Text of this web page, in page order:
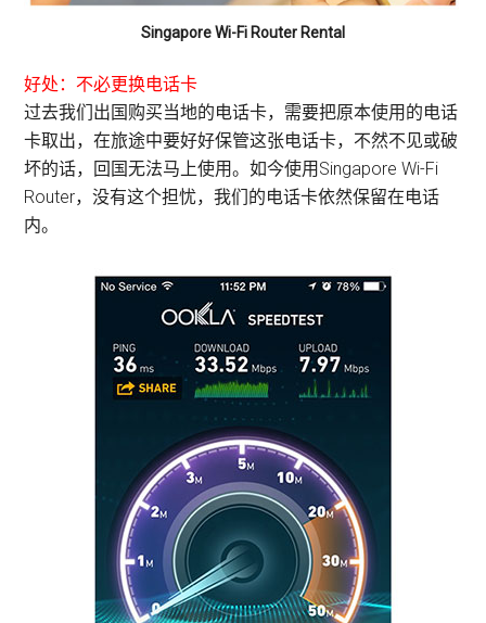
Singapore Wi-Fi Router Rental
好处：不必更换电话卡
过去我们出国购买当地的电话卡，需要把原本使用的电话
卡取出，在旅途中要好好保管这张电话卡，不然不见或破
坏的话，回国无法马上使用。如今使用Singapore Wi-Fi
Router，没有这个担忧，我们的电话卡依然保留在电话
内。